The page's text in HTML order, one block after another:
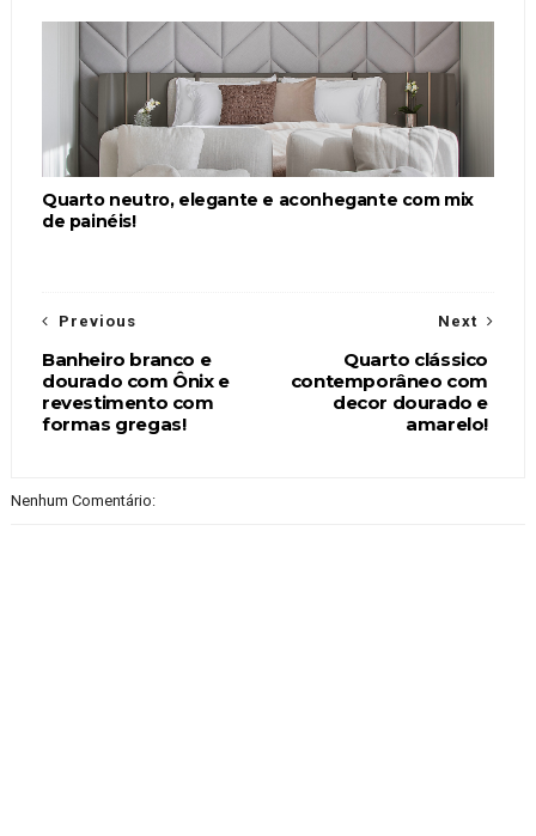
Quarto neutro, elegante e aconhegante com mix
de painéis!
Next
Quarto clássico
contemporâneo com
decor dourado e
amarelo!
Previous
Banheiro branco e
dourado com Ônix e
revestimento com
formas gregas!
Nenhum Comentário: